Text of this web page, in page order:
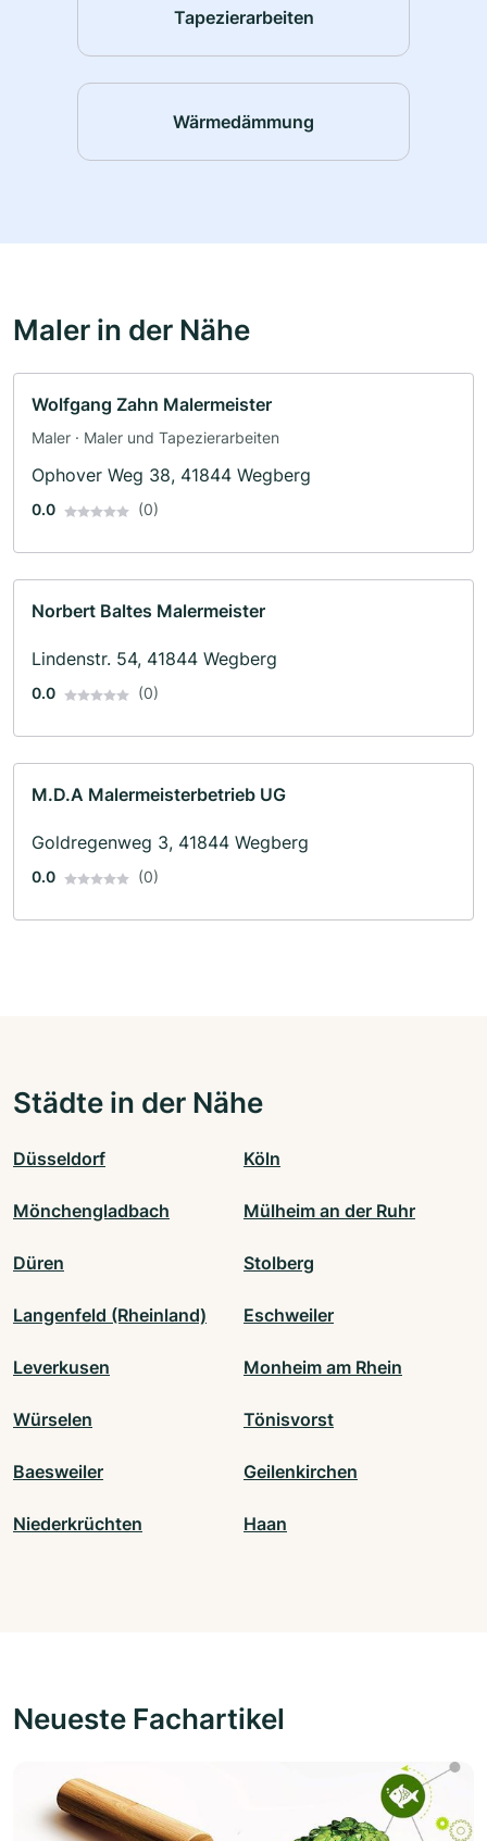
Tapezierarbeiten
Wärmedämmung
Maler in der Nähe
Wolfgang Zahn Malermeister
Maler · Maler und Tapezierarbeiten
Ophover Weg 38, 41844 Wegberg
0.0 (0)
Norbert Baltes Malermeister
Lindenstr. 54, 41844 Wegberg
0.0 (0)
M.D.A Malermeisterbetrieb UG
Goldregenweg 3, 41844 Wegberg
0.0 (0)
Städte in der Nähe
Düsseldorf Köln
Mönchengladbach Mülheim an der Ruhr
Düren Stolberg
Langenfeld (Rheinland) Eschweiler
Leverkusen Monheim am Rhein
Würselen Tönisvorst
Baesweiler Geilenkirchen
Niederkrüchten Haan
Neueste Fachartikel